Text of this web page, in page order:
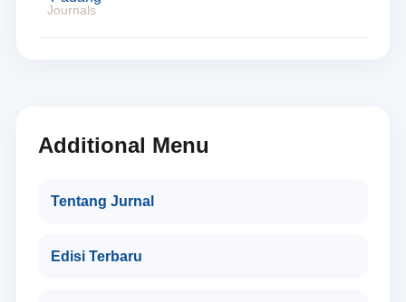
Journals
Additional Menu
Tentang Jurnal
Edisi Terbaru